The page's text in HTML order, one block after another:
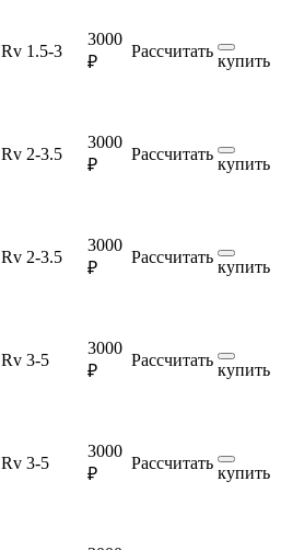
Rv 1.5-3
3000
₽
Рассчитать
купить
Rv 2-3.5
3000
₽
Рассчитать
купить
Rv 2-3.5
3000
₽
Рассчитать
купить
Rv 3-5
3000
₽
Рассчитать
купить
Rv 3-5
3000
₽
Рассчитать
купить